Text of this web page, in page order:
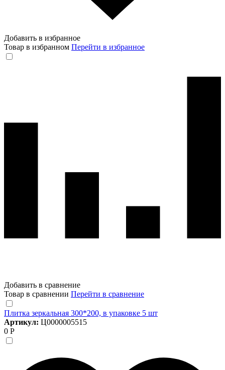
Добавить в избранное
Товар в избранном Перейти в избранное
Добавить в сравнение
Товар в сравнении Перейти в сравнение
Плитка зеркальная 300*200, в упаковке 5 шт
Артикул: Ц0000005515
0 Р